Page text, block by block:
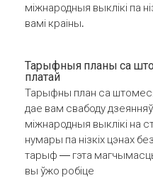
міжнародныя выклікі па
вамі краіны.
Тарыфныя планы са
платай
Тарыфны план са
дае вам свабоду
міжнародныя выклікі на
нумары па нізкіх цэнах
тарыф — гэта магчымасць
вы ўжо робіце